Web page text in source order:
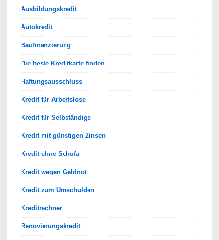
Ausbildungskredit
Autokredit
Baufinanzierung
Die beste Kreditkarte finden
Haftungsausschluss
Kredit für Arbeitslose
Kredit für Selbständige
Kredit mit günstigen Zinsen
Kredit ohne Schufa
Kredit wegen Geldnot
Kredit zum Umschulden
Kreditrechner
Renovierungskredit